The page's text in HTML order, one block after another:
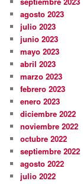
agosto 2023
julio 2023
junio 2023
mayo 2023
abril 2023
marzo 2023
febrero 2023
enero 2023
diciembre 2022
noviembre 2022
octubre 2022
septiembre 2022
agosto 2022
julio 2022